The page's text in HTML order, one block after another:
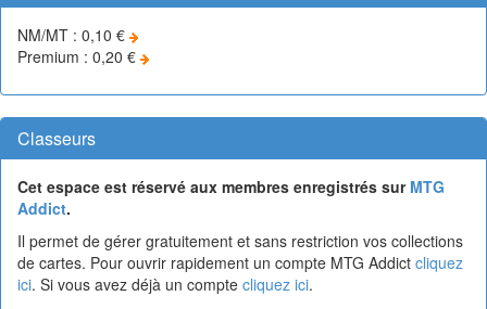
NM/MT : 0,10 €
Premium : 0,20 €
Classeurs
Cet espace est réservé aux membres enregistrés sur MTG
Addict.
Il permet de gérer gratuitement et sans restriction vos collections
de cartes. Pour ouvrir rapidement un compte MTG Addict cliquez
ici. Si vous avez déjà un compte cliquez ici.